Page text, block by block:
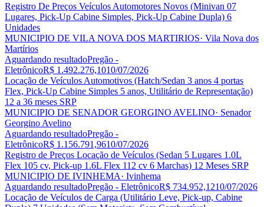
Registro De Preços Veículos Automotores Novos (Minivan 07
Lugares, Pick-Up Cabine Simples, Pick-Up Cabine Dupla) 6
Unidades
MUNICIPIO DE VILA NOVA DOS MARTIRIOS· Vila Nova dos
Martírios
Aguardando resultadoPregão -
EletrônicoR$ 1.492.276,1010/07/2026
Locação de Veículos Automotivos (Hatch/Sedan 3 anos 4 portas
Flex, Pick-Up Cabine Simples 5 anos, Utilitário de Representação)
12 a 36 meses SRP
MUNICIPIO DE SENADOR GEORGINO AVELINO· Senador
Georgino Avelino
Aguardando resultadoPregão -
EletrônicoR$ 1.156.791,9610/07/2026
Registro de Preços Locação de Veículos (Sedan 5 Lugares 1.0L
Flex 105 cv, Pick-up 1.6L Flex 112 cv 6 Marchas) 12 Meses SRP
MUNICIPIO DE IVINHEMA· Ivinhema
Aguardando resultadoPregão - EletrônicoR$ 734.952,1210/07/2026
Locação de Veículos de Carga (Utilitário Leve, Pick-up, Cabine